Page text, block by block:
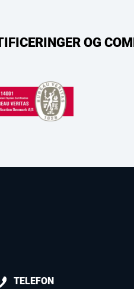
OG
TELEFON